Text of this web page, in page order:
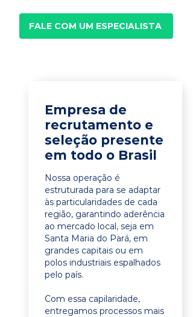
FALE COM UM ESPECIALISTA
Empresa de
recrutamento e
seleção presente
em todo o Brasil
Nossa operação é
estruturada para se adaptar
às particularidades de cada
região, garantindo aderência
ao mercado local, seja em
Santa Maria do Pará, em
grandes capitais ou em
polos industriais espalhados
pelo país.
Com essa capilaridade,
entregamos processos mais